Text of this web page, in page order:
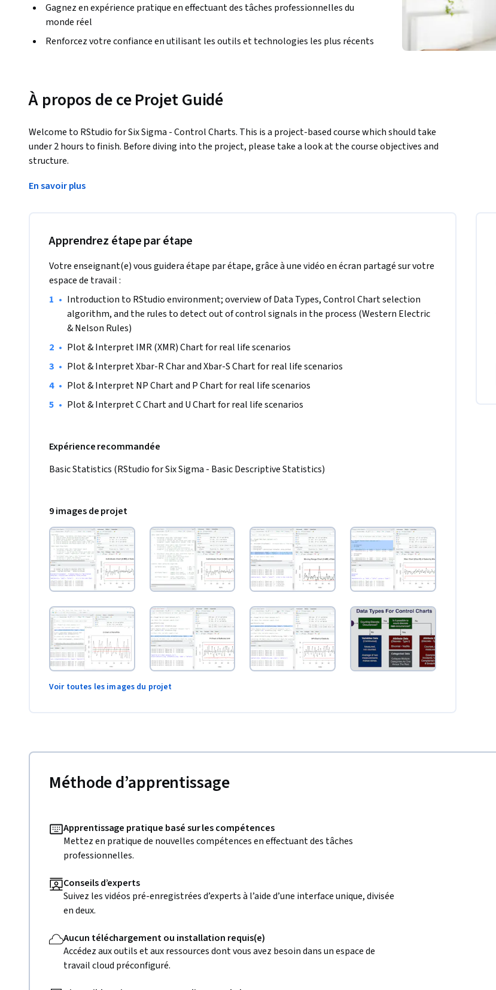
Gagnez en expérience pratique en effectuant des tâches professionnelles du
monde réel
Renforcez votre confiance en utilisant les outils et technologies les plus récents
À propos de ce Projet Guidé
Welcome to RStudio for Six Sigma - Control Charts. This is a project-based course which should take
under 2 hours to finish. Before diving into the project, please take a look at the course objectives and
structure.
By the end of this project, you will learn to identify data types (Variables, Attribute Type I & II),
understand the overview of Statistical Process Control, pick the right Control Chart based on the data
Electric Rules and Nelson's rules used to interpret the stability of the process.
En savoir plus
Apprendrez étape par étape
Votre enseignant(e) vous guidera étape par étape, grâce à une vidéo en écran partagé sur votre
espace de travail :
• Introduction to RStudio environment; overview of Data Types, Control Chart selection
algorithm, and the rules to detect out of control signals in the process (Western Electric
& Nelson Rules)
• Plot & Interpret IMR (XMR) Chart for real life scenarios
• Plot & Interpret Xbar-R Char and Xbar-S Chart for real life scenarios
• Plot & Interpret NP Chart and P Chart for real life scenarios
• Plot & Interpret C Chart and U Chart for real life scenarios
Expérience recommandée
Basic Statistics (RStudio for Six Sigma - Basic Descriptive Statistics)
9 images de projet
Voir toutes les images du projet
Méthode d’apprentissage
Apprentissage pratique basé sur les compétences
Mettez en pratique de nouvelles compétences en effectuant des tâches
professionnelles.
Conseils d’experts
Suivez les vidéos pré-enregistrées d’experts à l’aide d’une interface unique, divisée
en deux.
Aucun téléchargement ou installation requis(e)
Accédez aux outils et aux ressources dont vous avez besoin dans un espace de
travail cloud préconfiguré.